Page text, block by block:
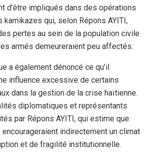
d’être impliqués dans des opérations
qui, selon Répons AYITI,
pertes au sein de la population civile
armés demeureraient peu affectés.
a également dénoncé ce qu’il
influence excessive de certains
dans la gestion de la crise haïtienne.
diplomatiques et représentants
par Répons AYITI, qui estime que
indirectement un climat
et de fragilité institutionnelle.